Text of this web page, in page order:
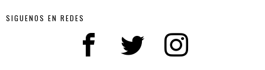
SIGUENOS EN REDES